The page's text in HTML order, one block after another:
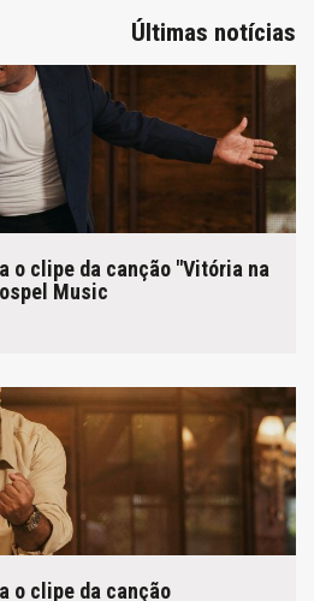
Últimas notícias
o clipe da canção "Vitória na
Music
o clipe da canção